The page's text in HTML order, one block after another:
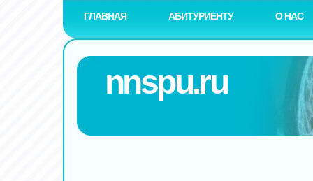
ГЛАВНАЯ АБИТУРИЕНТУ О НАС
nnspu.ru